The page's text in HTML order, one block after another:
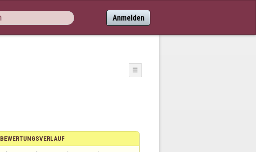
Anmelden
☰
BEWERTUNGSVERLAUF